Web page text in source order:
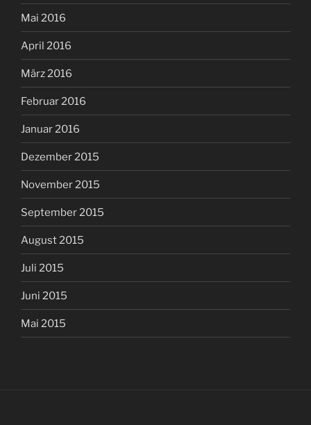
Mai 2016
April 2016
März 2016
Februar 2016
Januar 2016
Dezember 2015
November 2015
September 2015
August 2015
Juli 2015
Juni 2015
Mai 2015